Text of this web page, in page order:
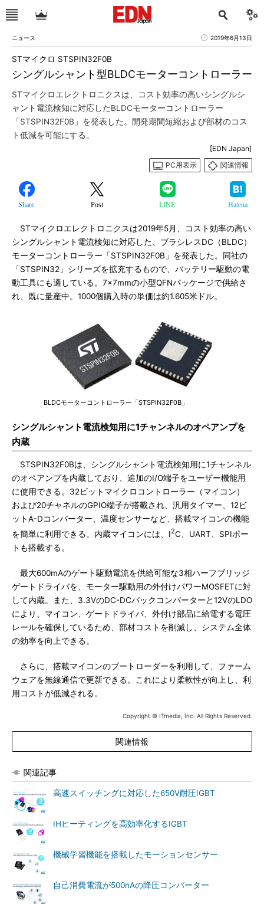
ニュース 2019年6月13日
シングルシャント型BLDCモーターコントローラー
STマイクロ STSPIN32F0B
STマイクロエレクトロニクスは、コスト効率の高いシングルシ
ャント電流検知に対応したBLDCモーターコントローラー
「STSPIN32F0B」を発表した。開発期間短縮および部材のコス
ト低減を可能にする。
[EDN Japan]
PC用表示
関連情報
Share Post LINE Hatena
STマイクロエレクトロニクスは2019年5月、コスト効率の高い
シングルシャント電流検知に対応した、ブラシレスDC（BLDC）
モーターコントローラー「STSPIN32F0B」を発表した。同社の
「STSPIN32」シリーズを拡充するもので、バッテリー駆動の電
動工具にも適している。7×7mmの小型QFNパッケージで供給さ
れ、既に量産中。1000個購入時の単価は約1.605米ドル。
BLDCモーターコントローラー「STSPIN32F0B」
シングルシャント電流検知用に1チャンネルのオペアンプを
内蔵
STSPIN32F0Bは、シングルシャント電流検知用に1チャンネル
のオペアンプを内蔵しており、追加のI/O端子をユーザー機能用
に使用できる。32ビットマイクロコントローラー（マイコン）
および20チャネルのGPIO端子が搭載され、汎用タイマー、12ビ
ットA-Dコンバーター、温度センサーなど、搭載マイコンの機能
を簡単に利用できる。内蔵マイコンには、I2C、UART、SPIポー
トも搭載する。
最大600mAのゲート駆動電流を供給可能な3相ハーフブリッジ
ゲートドライバを、モーター駆動用の外付けパワーMOSFETに対
して内蔵。また、3.3VのDC-DCバックコンバーターと12VのLDO
により、マイコン、ゲートドライバ、外付け部品に給電する電圧
レールを確保しているため、部材コストを削減し、システム全体
の効率を向上できる。
さらに、搭載マイコンのブートローダーを利用して、ファーム
ウェアを無線通信で更新できる。これにより柔軟性が向上し、利
用コストが低減される。
Copyright © ITmedia, Inc. All Rights Reserved.
関連情報
関連記事
高速スイッチングに対応した650V耐圧IGBT
IHヒーティングを高効率化するIGBT
機械学習機能を搭載したモーションセンサー
自己消費電流が500nAの降圧コンバーター